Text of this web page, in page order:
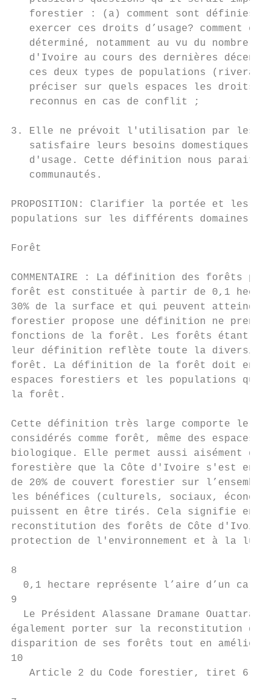
forestier : (a) comment sont définies
exercer ces droits d’usage? comment
déterminé, notamment au vu du nombre
d'Ivoire au cours des dernières
ces deux types de populations
préciser sur quels espaces les droits
   reconnus en cas de conflit ;
3. Elle ne prévoit l'utilisation par les
satisfaire leurs besoins domestiques »
d'usage. Cette définition nous parait
   communautés.
PROPOSITION: Clarifier la portée et les
populations sur les différents domaines
Forêt
COMMENTAIRE : La définition des forêts
forêt est constituée à partir de 0,1
30% de la surface et qui peuvent atteindre
forestier propose une définition ne
fonctions de la forêt. Les forêts étant des
leur définition reflète toute la diversité
forêt. La définition de la forêt doit en
espaces forestiers et les populations
la forêt.
Cette définition très large comporte le
considérés comme forêt, même des
biologique. Elle permet aussi aisément
forestière que la Côte d'Ivoire s'est
de 20% de couvert forestier sur
les bénéfices (culturels, sociaux,
puissent en être tirés. Cela signifie
reconstitution des forêts de Côte
protection de l'environnement et à la lutte
8
0,1 hectare représente l’aire d’un carré
9
Le Président Alassane Dramane Ouattara
également porter sur la reconstitution
disparition de ses forêts tout en
10
   Article 2 du Code forestier, tiret 6.